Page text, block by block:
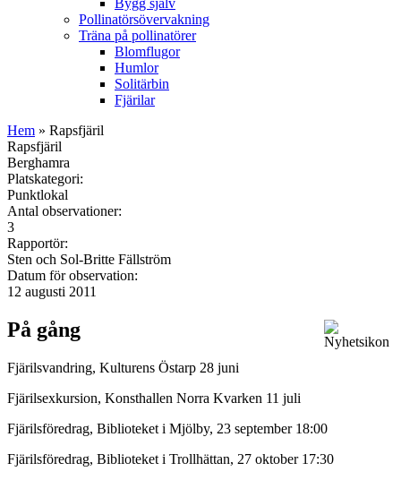
Pollinatörsövervakning
Träna på pollinatörer
Blomflugor
Humlor
Solitärbin
Fjärilar
Hem » Rapsfjäril
Rapsfjäril
Berghamra
Platskategori:
Punktlokal
Antal observationer:
3
Rapportör:
Sten och Sol-Britte Fällström
Datum för observation:
12 augusti 2011
På gång
Fjärilsvandring, Kulturens Östarp 28 juni
Fjärilsexkursion, Konsthallen Norra Kvarken 11 juli
Fjärilsföredrag, Biblioteket i Mjölby, 23 september 18:00
Fjärilsföredrag, Biblioteket i Trollhättan, 27 oktober 17:30